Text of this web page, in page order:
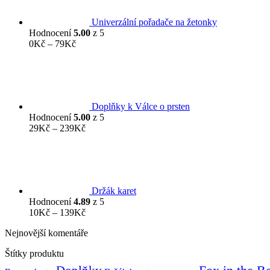
Univerzální pořadače na žetonky
Hodnocení5.00 z 5
0Kč – 79KčRozpětí
Doplňky k Válce o prsten
Hodnocení5.00 z 5
29Kč – 239KčRozpětí
Držák karet
Hodnocení4.89 z 5
10Kč – 139KčRozpětí
10Kč
Nejnovější komentáře
Štítky produktu